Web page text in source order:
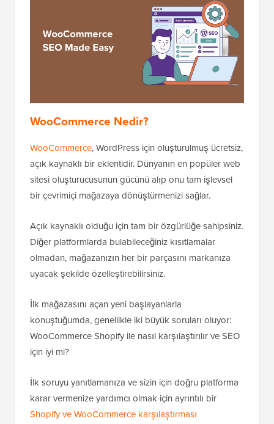
WooCommerce Nedir?
WooCommerce, WordPress için oluşturulmuş ücretsiz,
açık kaynaklı bir eklentidir. Dünyanın en popüler web
sitesi oluşturucusunun gücünü alıp onu tam işlevsel
bir çevrimiçi mağazaya dönüştürmenizi sağlar.
Açık kaynaklı olduğu için tam bir özgürlüğe sahipsiniz.
Diğer platformlarda bulabileceğiniz kısıtlamalar
olmadan, mağazanızın her bir parçasını markanıza
uyacak şekilde özelleştirebilirsiniz.
İlk mağazasını açan yeni başlayanlarla
konuştuğumda, genellikle iki büyük soruları oluyor:
WooCommerce Shopify ile nasıl karşılaştırılır ve SEO
için iyi mi?
İlk soruyu yanıtlamanıza ve sizin için doğru platforma
karar vermenize yardımcı olmak için ayrıntılı bir
Shopify ve WooCommerce karşılaştırması